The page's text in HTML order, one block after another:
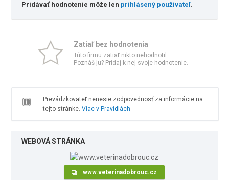
Pridávať hodnotenie môže len prihlásený používateľ.
Zatiaľ bez hodnotenia
Túto firmu zatiaľ nikto nehodnotil.
Poznáš ju? Pridaj k nej svoje hodnotenie.
Prevádzkovateľ nenesie zodpovednosť za informácie na
tejto stránke. Viac v Pravidlách
WEBOVÁ STRÁNKA
www.veterinadobrouc.cz